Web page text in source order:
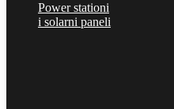
Power stationi
i solarni paneli